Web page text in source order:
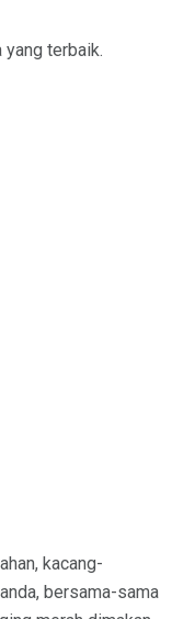
yang terbaik.
kacang-
bersama-sama